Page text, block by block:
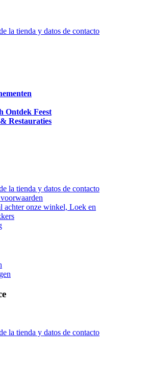
la tienda y datos de contacto
Ontdek Feest
Restauraties
la tienda y datos de contacto
achter onze winkel, Loek en
la tienda y datos de contacto